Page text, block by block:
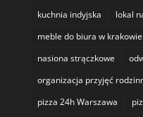
kuchnia indyjska
lokal
meble do biura w krakowie
nasiona strączkowe
organizacja przyjęć
pizza 24h Warszawa